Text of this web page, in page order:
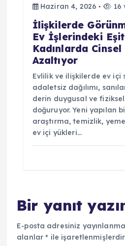
Haziran 4, 2026
16
İlişkilerde
Ev İşlerindeki
Kadınlarda
Azaltıyor
Evlilik ve ilişkilerde ev içi
adaletsiz dağılımı,
derin duygusal ve
doğuruyor. Yeni yapılan
araştırma, temizlik,
ev içi yükleri…
Bir yanıt
E-posta adresiniz
alanlar* ile işaretlenmişlerdir